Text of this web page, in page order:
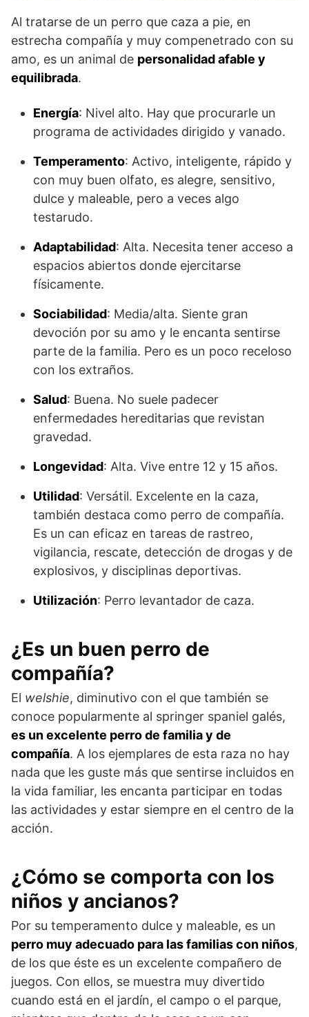
Al tratarse de un perro que caza a pie, en
estrecha compañía y muy compenetrado con su
amo, es un animal de personalidad afable y
equilibrada.
Energía: Nivel alto. Hay que procurarle un
programa de actividades dirigido y vanado.
Temperamento: Activo, inteligente, rápido y
con muy buen olfato, es alegre, sensitivo,
dulce y maleable, pero a veces algo
testarudo.
Adaptabilidad: Alta. Necesita tener acceso a
espacios abiertos donde ejercitarse
físicamente.
Sociabilidad: Media/alta. Siente gran
devoción por su amo y le encanta sentirse
parte de la familia. Pero es un poco receloso
con los extraños.
Salud: Buena. No suele padecer
enfermedades hereditarias que revistan
gravedad.
Longevidad: Alta. Vive entre 12 y 15 años.
Utilidad: Versátil. Excelente en la caza,
también destaca como perro de compañía.
Es un can eficaz en tareas de rastreo,
vigilancia, rescate, detección de drogas y de
explosivos, y disciplinas deportivas.
Utilización: Perro levantador de caza.
¿Es un buen perro de
compañía?
El welshie, diminutivo con el que también se
conoce popularmente al springer spa­niel galés,
es un excelente perro de familia y de
compañía. A los ejemplares de esta raza no hay
nada que les guste más que sentirse incluidos en
la vida fa­miliar, les encanta participar en todas
las actividades y estar siempre en el centro de la
acción.
¿Cómo se comporta con los
niños y ancianos?
Por su temperamento dulce y maleable, es un
perro muy adecuado para las familias con niños,
de los que éste es un excelente compañero de
juegos. Con ellos, se muestra muy divertido
cuando está en el jardín, el campo o el parque,